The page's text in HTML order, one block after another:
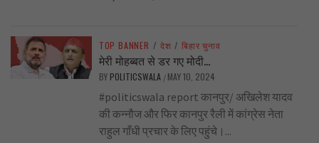
TOP BANNER / देश / बिहार चुनाव
मेरी मोहब्बत से डर गए मोदी…
BY POLITICSWALA / MAY 10, 2024
#politicswala report कानपुर/ अखिलेश यादव
की कन्नौज और फिर कानपुर रैली में कांग्रेस नेता
राहुल गाँधी प्रचार के लिए पहुंचे।...